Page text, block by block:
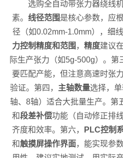
选购全自动带张力器绕线
素。 线径范围是核心参数，应
径（如0.02mm-1.0mm），细
力控制精度和范围 ， 精度建议
际生产张力（如5g-500g）。第
要匹配产能，但注意高速时张
验证。第四， 主轴数量选择，
轴、8轴）适合大批量生产。第
和段差补偿功能（自动修正排
齐度和效率。第六，
PLC控制
和触摸屏操作界面 ，能实现参